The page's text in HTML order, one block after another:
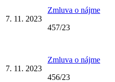
7. 11. 2023
Zmluva o nájme
457/23
7. 11. 2023
Zmluva o nájme
456/23